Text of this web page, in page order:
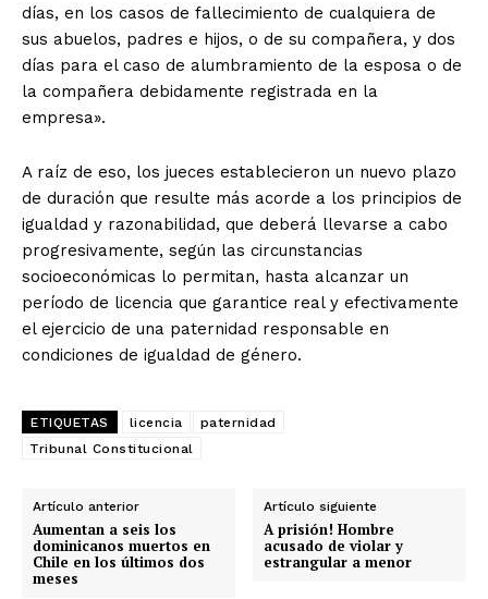
días, en los casos de fallecimiento de cualquiera de
sus abuelos, padres e hijos, o de su compañera, y dos
días para el caso de alumbramiento de la esposa o de
la compañera debidamente registrada en la
empresa».
A raíz de eso, los jueces establecieron un nuevo plazo
de duración que resulte más acorde a los principios de
igualdad y razonabilidad, que deberá llevarse a cabo
progresivamente, según las circunstancias
socioeconómicas lo permitan, hasta alcanzar un
período de licencia que garantice real y efectivamente
el ejercicio de una paternidad responsable en
condiciones de igualdad de género.
ETIQUETAS licencia
paternidad
Tribunal Constitucional
Artículo anterior
Aumentan a seis los
dominicanos muertos en
Chile en los últimos dos
meses
Artículo siguiente
A prisión! Hombre
acusado de violar y
estrangular a menor